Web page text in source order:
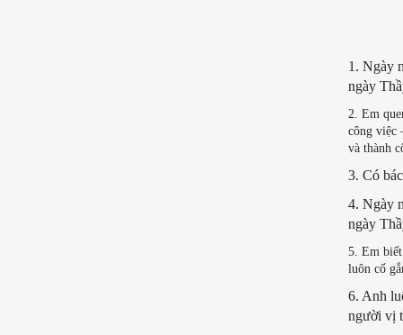
1. Ngày
ngày
2. Em
công việc
và thành
3. Có
4. Ngày
ngày
5. Em
luôn cố
6. Anh
người vị